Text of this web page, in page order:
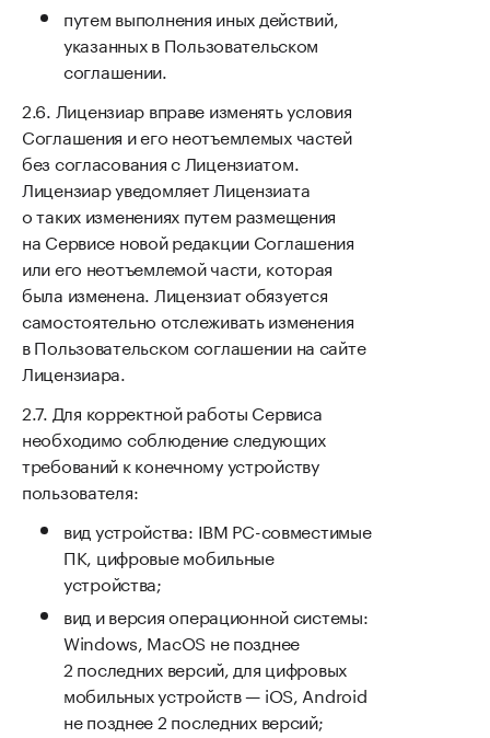
путем выполнения иных действий,
указанных в Пользовательском
соглашении.
Лицензиар вправе изменять условия
Соглашения и его неотъемлемых частей
без согласования с Лицензиатом.
Лицензиар уведомляет Лицензиата
о таких изменениях путем размещения
на Сервисе новой редакции Соглашения
или его неотъемлемой части, которая
была изменена. Лицензиат обязуется
самостоятельно отслеживать изменения
в Пользовательском соглашении на сайте
Лицензиара.
Для корректной работы Сервиса
необходимо соблюдение следующих
требований к конечному устройству
пользователя:
вид устройства: IBM PC-совместимые
ПК, цифровые мобильные
устройства;
вид и версия операционной системы:
Windows, MacOS не позднее
2 последних версий, для цифровых
мобильных устройств — iOS, Android
не позднее 2 последних версий;